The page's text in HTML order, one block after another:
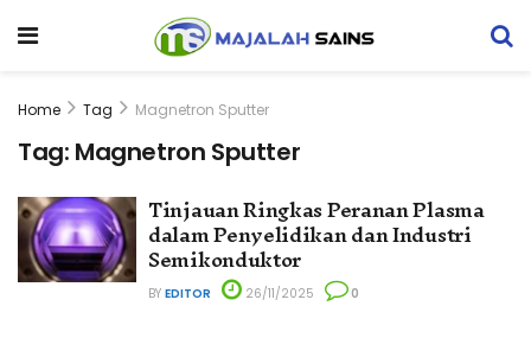
Home Tag Magnetron Sputter
Tag: Magnetron Sputter
Tinjauan Ringkas Peranan Plasma
dalam Penyelidikan dan Industri
Semikonduktor
BY EDITOR 26/11/2025 0